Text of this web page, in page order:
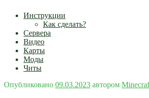
Инструкции
Как сделать?
Сервера
Видео
Карты
Моды
Читы
Опубликовано 09.03.2023 автором